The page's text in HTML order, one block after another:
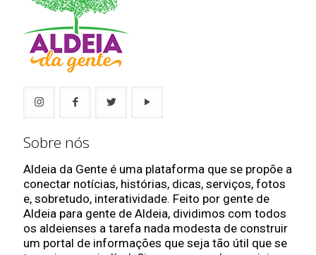
Sobre nós
Aldeia da Gente é uma plataforma que se propõe a
conectar notícias, histórias, dicas, serviços, fotos
e, sobretudo, interatividade. Feito por gente de
Aldeia para gente de Aldeia, dividimos com todos
os aldeienses a tarefa nada modesta de construir
um portal de informações que seja tão útil que se